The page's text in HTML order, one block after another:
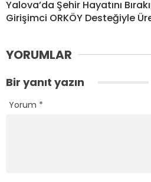
Yalova’da Şehir Hayatını
Girişimci ORKÖY Desteğiyle
YORUMLAR
Bir yanıt yazın
Yorum *